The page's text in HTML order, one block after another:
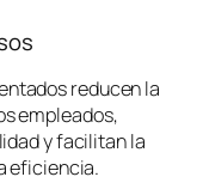
reducen la
empleados,
y facilitan la
eficiencia.